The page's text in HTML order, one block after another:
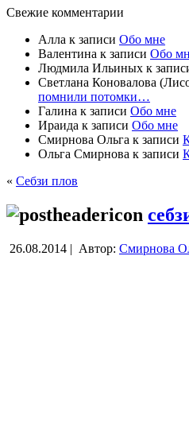
Свежие комментарии
Алла к записи Обо мне
Валентина к записи Обо
Людмила Ильиных к
Светлана Коновалова
помнили потомки…
Галина к записи Обо мне
Ираида к записи Обо мне
Смирнова Ольга к записи
Ольга Смирнова к записи
« Себзи плов
26.08.2014 | Автор: Смирнова